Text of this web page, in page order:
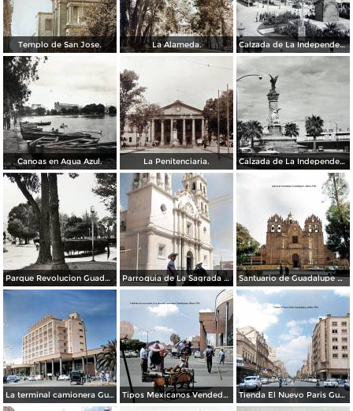
Templo de San Jose. La Alameda. Calzada de La Independencia y Mto. a Juarez Guadalajara, Jalisco. ( Circulada el 5 de Septiembre de 1929 ).
Canoas en Agua Azul. La Penitenciaria. Calzada de La Independencia Guadalajara, Jalisco.
Parque Revolucion Guadalajara, Jalisco. Parroquia de La Sagrada familia Guadalajara, Jalisco 1961. Santuario de Guadalupe Guadalajara, Jalisco 1961.
La terminal camionera Guadalajara, Jalisco 1961 Tipos Mexicanos Vendedor de cocos junto a La terminal camionera Guadalajara, Jalisco 1961 Tienda El Nuevo Paris Guadalajara, Jalisco 1961